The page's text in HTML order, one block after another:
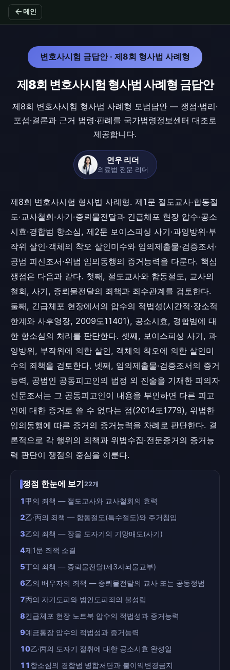
arrow_back 메인
변호사시험 금답안 · 제8회 형사법 사례형
제8회 변호사시험 형사법 사례형 금답안
제8회 변호사시험 형사법 사례형 모범답안 — 쟁점·법리·
포섭·결론과 근거 법령·판례를 국가법령정보센터 대조로
제공합니다.
연우 리더
의료법 전문 리더
제8회 변호사시험 형사법 사례형. 제1문 절도교사·합동절
도·교사철회·사기·증뢰물전달과 긴급체포 현장 압수·공소
시효·경합범 항소심, 제2문 보이스피싱 사기·과잉방위·부
작위 살인·객체의 착오 살인미수와 임의제출물·검증조서·
공범 피신조서·위법 임의동행의 증거능력을 다룬다. 핵심
쟁점은 다음과 같다. 첫째, 절도교사와 합동절도, 교사의
철회, 사기, 증뢰물전달의 죄책과 죄수관계를 검토한다.
둘째, 긴급체포 현장에서의 압수의 적법성(시간적·장소적
한계와 사후영장, 2009도11401), 공소시효, 경합범에 대
한 항소심의 처리를 판단한다. 셋째, 보이스피싱 사기, 과
잉방위, 부작위에 의한 살인, 객체의 착오에 의한 살인미
수의 죄책을 검토한다. 넷째, 임의제출물·검증조서의 증거
능력, 공범인 공동피고인의 법정 외 진술을 기재한 피의자
신문조서는 그 공동피고인이 내용을 부인하면 다른 피고
인에 대한 증거로 쓸 수 없다는 점(2014도1779), 위법한
임의동행에 따른 증거의 증거능력을 차례로 판단한다. 결
론적으로 각 행위의 죄책과 위법수집·전문증거의 증거능
력 판단이 쟁점의 중심을 이룬다.
쟁점 한눈에 보기22개
1甲의 죄책 — 절도교사와 교사철회의 효력
2乙·丙의 죄책 — 합동절도(특수절도)와 주거침입
3乙의 죄책 — 장물 도자기의 기망매도(사기)
4제1문 죄책 소결
5丁의 죄책 — 증뢰물전달(제3자뇌물교부)
6乙의 배우자의 죄책 — 증뢰물전달의 교사 또는 공동정범
7丙의 자기도피와 범인도피죄의 불성립
8긴급체포 현장 노트북 압수의 적법성과 증거능력
9예금통장 압수의 적법성과 증거능력
10乙·丙의 도자기 절취에 대한 공소시효 완성일
11항소심의 경합범 병합처단과 불이익변경금지